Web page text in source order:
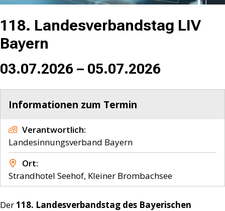
118. Landesverbandstag LIV
Bayern
03.07.2026 – 05.07.2026
Informationen zum Termin
Verantwortlich
Landesinnungsverband Bayern
Ort
Strandhotel Seehof, Kleiner Brombachsee
Der118. Landesverbandstag des Bayerischen